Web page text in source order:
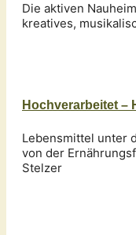
Die aktiven
kreatives,
Hochverarbeitet –
Lebensmittel unter
von der
Stelzer